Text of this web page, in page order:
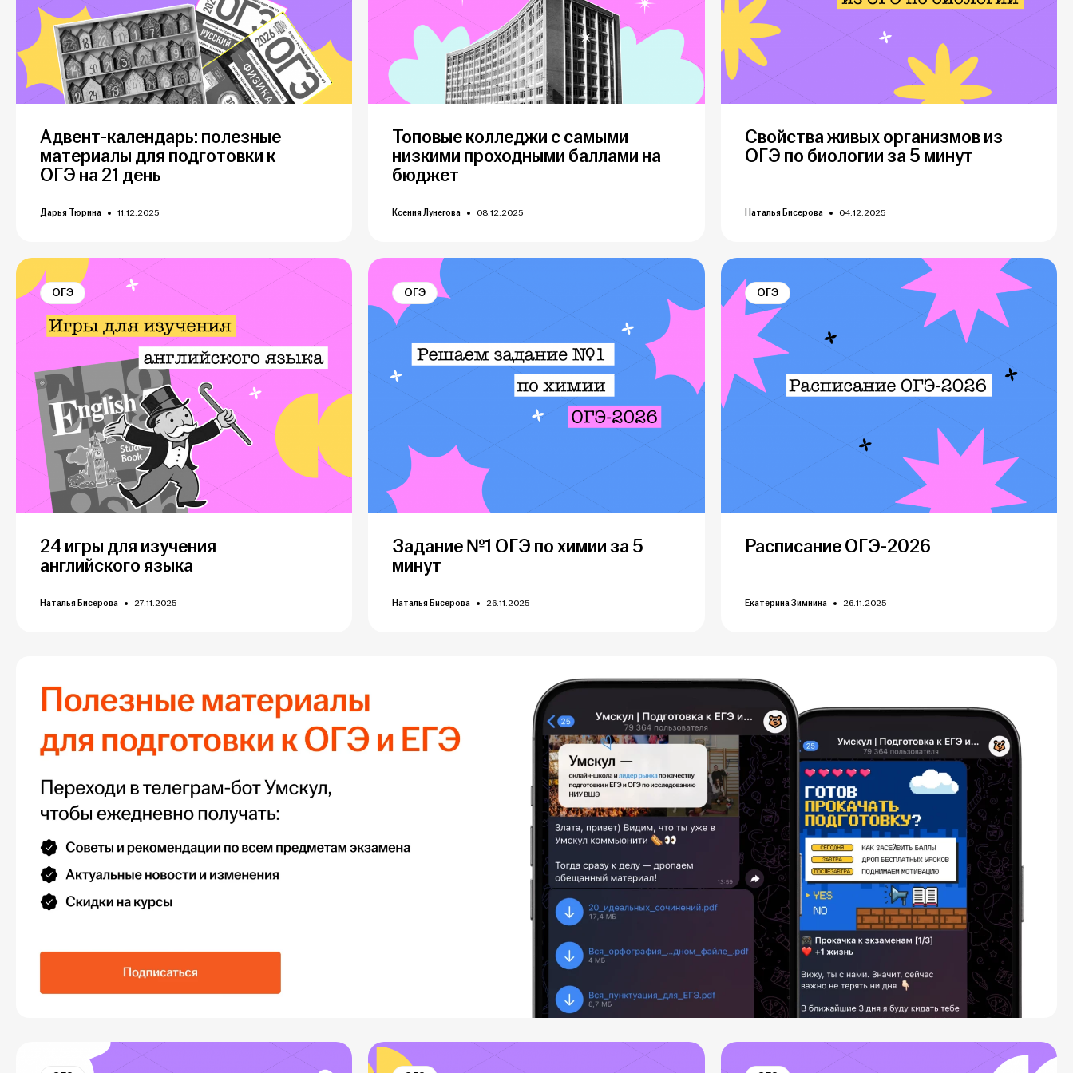
Адвент-календарь: полезные
материалы для подготовки к
ОГЭ на 21 день
Дарья Тюрина 11.12.2025
Топовые колледжи с самыми
низкими проходными баллами на
бюджет
Ксения Лунегова 08.12.2025
Свойства живых организмов из
ОГЭ по биологии за 5 минут
Наталья Бисерова 04.12.2025
ОГЭ
24 игры для изучения
английского языка
Наталья Бисерова 27.11.2025
ОГЭ
Задание №1 ОГЭ по химии за 5
минут
Наталья Бисерова 26.11.2025
ОГЭ
Расписание ОГЭ-2026
Екатерина Зимнина 26.11.2025